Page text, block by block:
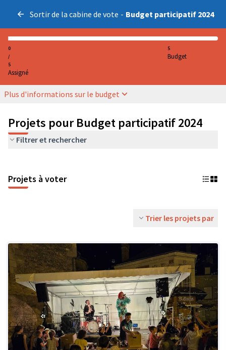
Sortir de la cabine de vote - Budget participatif 2024
0
/
5
Assigné
5
Budget
Plus d'informations sur le budget
Projets pour Budget participatif 2024
Filtrer et rechercher
Projets à voter
Trier les projets par